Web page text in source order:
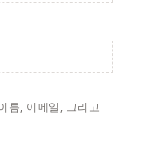
름, 이메일, 그리고